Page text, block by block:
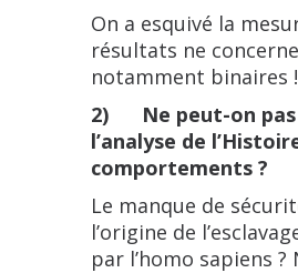
On a esquivé la
résultats ne
notamment binaires !
2) Ne peut-on pas
l’analyse de
comportements ?
Le manque de
l’origine de
par l’homo sapiens